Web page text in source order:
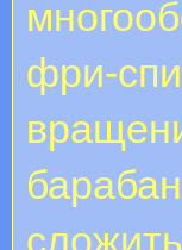
фри-